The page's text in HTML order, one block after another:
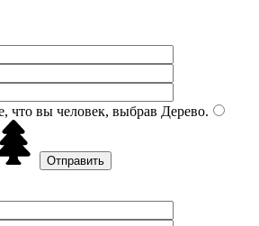
что вы человек, выбрав Дерево.